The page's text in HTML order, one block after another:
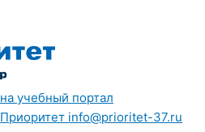
учебный портал
info@prioritet-37.ru